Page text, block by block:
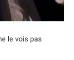
le vois pas